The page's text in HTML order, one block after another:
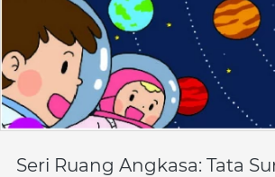
Seri Ruang Angkasa: Tata